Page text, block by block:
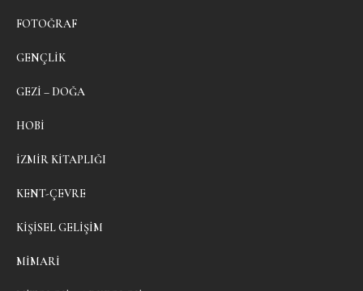
FOTOĞRAF
GENÇLIK
GEZI – DOĞA
HOBI
İZMIR KITAPLIĞI
KENT-ÇEVRE
KIŞISEL GELIŞIM
MIMARI